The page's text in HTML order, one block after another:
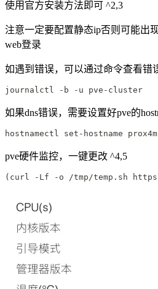
使用官方安装方法即可 ^2,3
注意一定要配置静态ip否则可能出
web登录
如遇到错误，可以通过命令查看错
journalctl -b -u pve-cluster
如果dns错误，需要设置好pve的
hostnamectl set-hostname
pve硬件监控，一键更改 ^4,5
(curl -Lf -o /tmp/temp.sh https://